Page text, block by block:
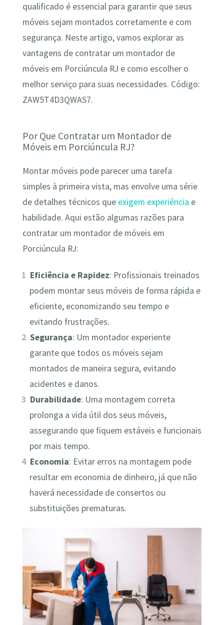
qualificado é essencial para garantir que seus
móveis sejam montados corretamente e com
segurança. Neste artigo, vamos explorar as
vantagens de contratar um montador de
móveis em Porciúncula RJ e como escolher o
melhor serviço para suas necessidades. Código:
ZAW5T4D3QWAS7.
Por Que Contratar um Montador de
Móveis em Porciúncula RJ?
Montar móveis pode parecer uma tarefa
simples à primeira vista, mas envolve uma série
de detalhes técnicos que exigem experiência e
habilidade. Aqui estão algumas razões para
contratar um montador de móveis em
Porciúncula RJ:
Eficiência e Rapidez: Profissionais treinados
podem montar seus móveis de forma rápida e
eficiente, economizando seu tempo e
evitando frustrações.
Segurança: Um montador experiente
garante que todos os móveis sejam
montados de maneira segura, evitando
acidentes e danos.
Durabilidade: Uma montagem correta
prolonga a vida útil dos seus móveis,
assegurando que fiquem estáveis e funcionais
por mais tempo.
Economia: Evitar erros na montagem pode
resultar em economia de dinheiro, já que não
haverá necessidade de consertos ou
substituições prematuras.